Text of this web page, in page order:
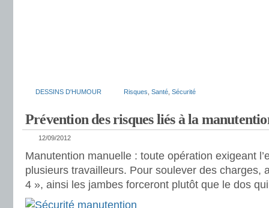
DESSINS D'HUMOUR Risques Santé Sécurité
Prévention des risques liés à la
12/09/2012
Manutention manuelle : toute opération exigeant
plusieurs travailleurs. Pour soulever des charges,
4 », ainsi les jambes forceront plutôt que le dos